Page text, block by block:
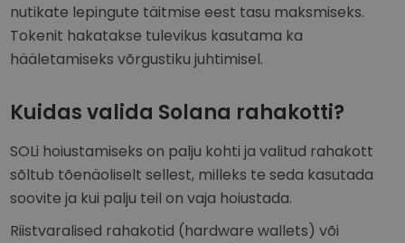
nutikate lepingute täitmise eest tasu maksmiseks.
Tokenit hakatakse tulevikus kasutama ka
hääletamiseks võrgustiku juhtimisel.
Kuidas valida Solana rahakotti?
SOLi hoiustamiseks on palju kohti ja valitud rahakott
sõltub tõenäoliselt sellest, milleks te seda kasutada
soovite ja kui palju teil on vaja hoiustada.
Riistvaralised rahakotid (hardware wallets) või